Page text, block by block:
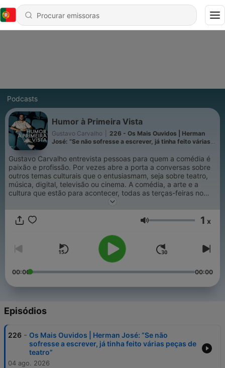
Podcasts
Humor à Primeira Vista
Gustavo Carvalho
226 - Os Mais Ouvidos | Herman
José: “Se não sofresse a escrever, já tinha feito várias
Gustavo Carvalho entrevista pessoas para quem a comédia é
paixão e profissão. Por vezes abre a porta a conversas sobre
outros temas culturais que o entusiasmam, seja sobre teatro,
música, digital, televisão ou cinema. A comédia, a arte e a
cultura que estão para acontecer, todas as terças-feiras no
Volume 1 x
00:00 00:00
Episódios
226 - Os Mais Ouvidos | Herman José: “Se não
sofresse a escrever, já tinha feito várias peças de
teatro”
04 ago. 2026